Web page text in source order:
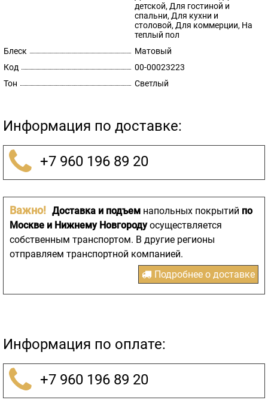
детской, Для гостиной и
спальни, Для кухни и
столовой, Для коммерции, На
теплый пол
Блеск
Матовый
Код
00-00023223
Тон
Светлый
Информация по доставке:
+7 960 196 89 20
Важно! Доставка и подъем напольных покрытий по
Москве и Нижнему Новгородуосуществляется
собственным транспортом. В другие регионы
отправляем транспортной компанией.
Подробнее о доставке
Информация по оплате:
+7 960 196 89 20